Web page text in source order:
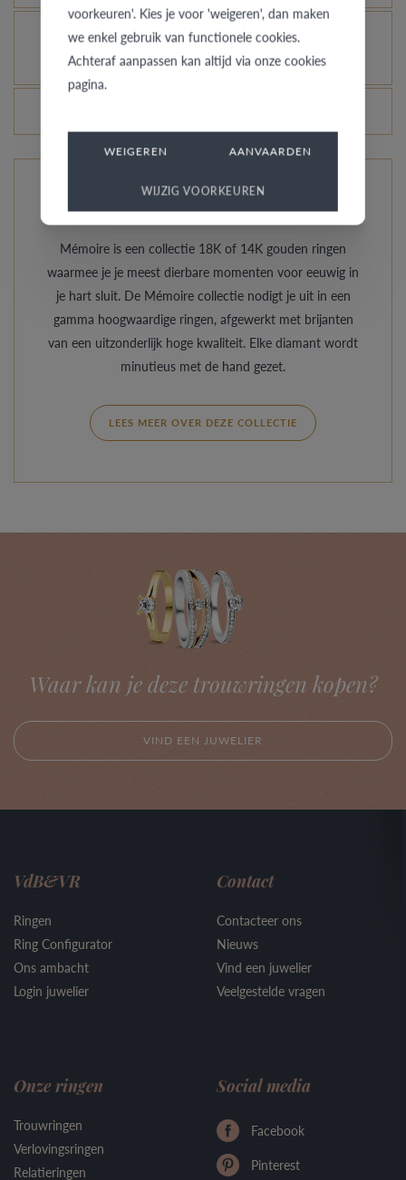
Hoe vermijd je dat het gerhodineerd wit goud
verandert in champagnekleur?
Mémoire is een collectie 18K of 14K gouden ringen
waarmee je je meest dierbare momenten voor eeuwig in
je hart sluit. De Mémoire collectie nodigt je uit in een
gamma hoogwaardige ringen, afgewerkt met brijanten
van een uitzonderlijk hoge kwaliteit. Elke diamant wordt
minutieus met de hand gezet.
LEES MEER OVER DEZE COLLECTIE
Waar kan je deze trouwringen kopen?
VIND EEN JUWELIER
voorkeuren'. Kies je voor 'weigeren', dan maken
we enkel gebruik van functionele cookies.
Achteraf aanpassen kan altijd via onze cookies
pagina.
WEIGEREN AANVAARDEN
WIJZIG VOORKEUREN
VdB&VR
Ringen
Ring Configurator
Ons ambacht
Login juwelier
Contact
Contacteer ons
Nieuws
Vind een juwelier
Veelgestelde vragen
Onze ringen
Trouwringen
Verlovingsringen
Relatieringen
Social media
Facebook
Pinterest